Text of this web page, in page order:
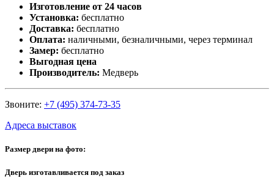
Изготовление от 24 часов
Установка: бесплатно
Доставка: бесплатно
Оплата: наличными, безналичными, через терминал
Замер: бесплатно
Выгодная цена
Производитель: Медверь
Звоните: +7 (495) 374-73-35
Адреса выставок
Размер двери на фото:
Дверь изготавливается под заказ